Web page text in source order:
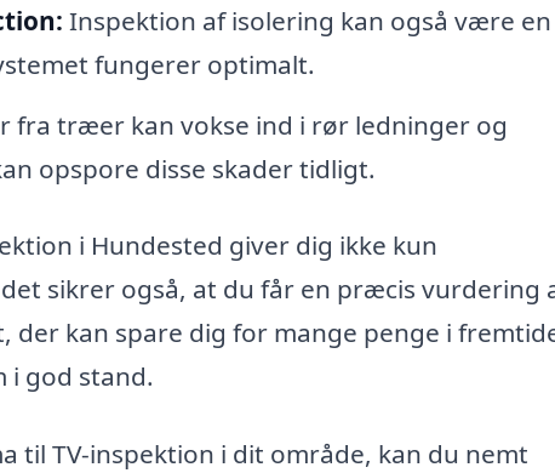
Inspektion af isolering kan også være
fungerer optimalt.
fra træer kan vokse ind i rør ledninger og
opspore disse skader tidligt.
i Hundested giver dig ikke kun
sikrer også, at du får en præcis vurdering
kan spare dig for mange penge i
i god stand.
til TV-inspektion i dit område, kan du nemt